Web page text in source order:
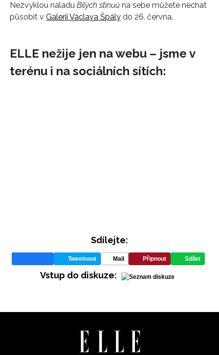
INFORMACE
Nezvyklou náladu Bílých stínuů na sebe můžete nechat
působit v Galerii Václava Špály do 26. června.
ELLE nežije jen na webu – jsme v
terénu i na sociálních sítích:
Sdílejte:
Tweetnout Mail Připnout Sdílet
Vstup do diskuze: